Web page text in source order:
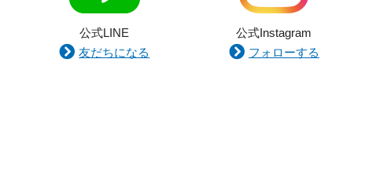
公式LINE
友だちになる
公式Instagram
フォローする